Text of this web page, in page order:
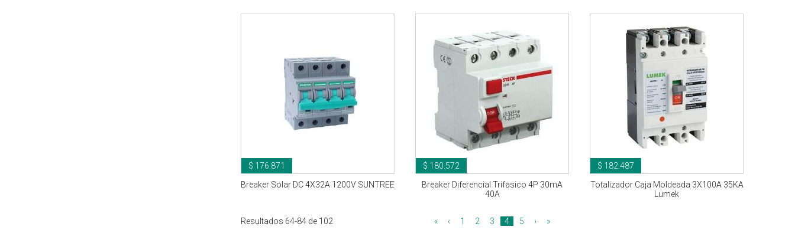
$ 176.871
Breaker Solar DC 4X32A 1200V SUNTREE
$ 180.572
Breaker Diferencial Trifasico 4P 30mA
40A
$ 182.487
Totalizador Caja Moldeada 3X100A 35KA
Lumek
Resultados 64-84 de 102 « ‹ 1 2 3 4 5 › »